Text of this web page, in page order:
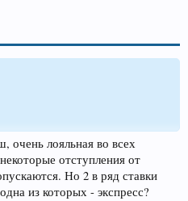
очень лояльная во всех
отступления от
Но 2 в ряд ставки
из которых - экспресс?